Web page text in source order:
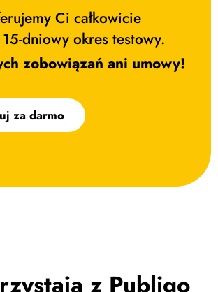
Ci całkowicie
15-dniowy okres testowy.
zobowiązań ani umowy!
za darmo
z Publigo